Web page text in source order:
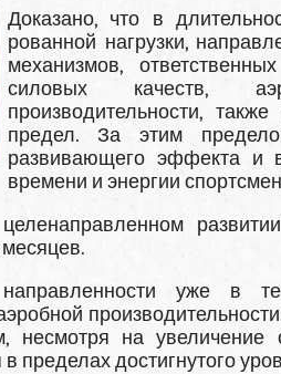
Доказано, что в
рованной нагрузки,
механизмов,
силовых качеств,
производительности,
предел. За этим
развивающего эффекта и
времени и энергии
развитии
направленности уже в
на увеличение
пределах достигнутого